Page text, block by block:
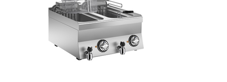
RICHIEDI INFORMAZIONI